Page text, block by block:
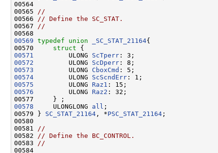
00564
00565
//
00566
// Define the SC_STAT.
00567
//
00569 typedef union _SC_STAT_21164{
00570 struct
00571
         ULONG
ScTperr
00572
         ULONG
ScDperr
00573
         ULONG
CboxCmd
00574
         ULONG
ScScndErr
00575
         ULONG
Raz1
00576
         ULONG
Raz2 : 32;
00578
     ULONGLONG
all ;
00579 } SC_STAT_21164 , *PSC_STAT_21164 ;
00580
00581
//
00582
// Define the BC_CONTROL.
00583
//